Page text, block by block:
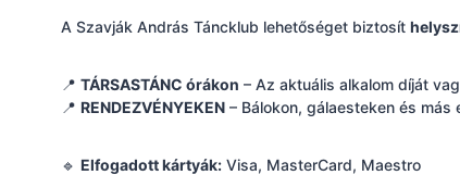
A Szavják András Táncklub lehetőséget biztosít
📍 TÁRSASTÁNC órákon – Az aktuális alkalom díját
📍 RENDEZVÉNYEKEN – Bálokon, gálaesteken és
🔹 Elfogadott kártyák: Visa, MasterCard, Maestro